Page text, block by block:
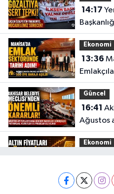
14:17
Ekonomi
13:36
aşıldı
Güncel
16:41
Ağustos
Ekonomi